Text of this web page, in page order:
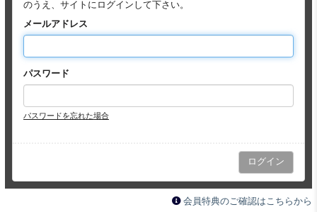
のうえ、サイトにログインして下さい。
メールアドレス
パスワード
パスワードを忘れた場合
会員特典のご確認はこちらから